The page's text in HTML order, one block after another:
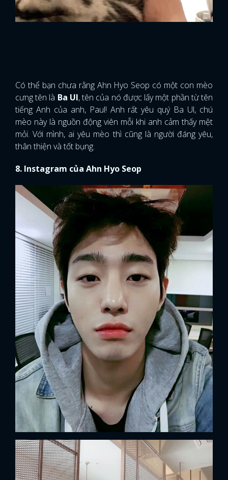
Có thể bạn chưa rằng Ahn Hyo Seop có một con mèo
cưng tên là Ba Ul, tên của nó được lấy một phần từ tên
tiếng Anh của anh, Paul! Anh rất yêu quý Ba Ul, chú
mèo này là nguồn động viên mỗi khi anh cảm thấy mệt
mỏi. Với mình, ai yêu mèo thì cũng là người đáng yêu,
thân thiện và tốt bụng.
8. Instagram của Ahn Hyo Seop